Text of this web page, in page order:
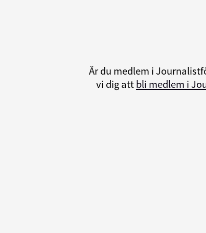
Är du medlem i
vi dig attbli medlem i